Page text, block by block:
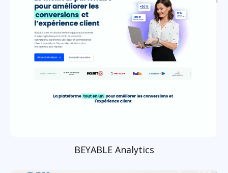
BEYABLE Analytics